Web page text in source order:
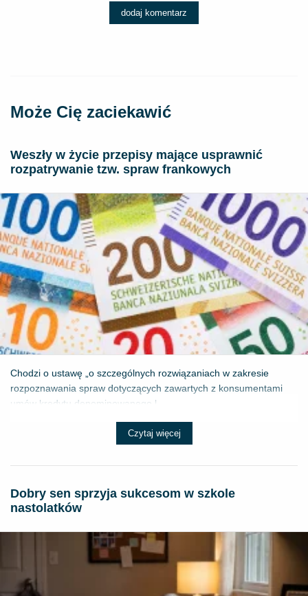
dodaj komentarz
Może Cię zaciekawić
Weszły w życie przepisy mające usprawnić
rozpatrywanie tzw. spraw frankowych
Chodzi o ustawę „o szczególnych rozwiązaniach w zakresie
rozpoznawania spraw dotyczących zawartych z konsumentami
umów kredytu denominowanego l...
Czytaj więcej
Dobry sen sprzyja sukcesom w szkole
nastolatków